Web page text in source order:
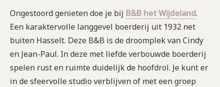
Ongestoord genieten doe je bij B&B het Wijdeland.
Een karaktervolle langgevel boerderij uit 1932 net
buiten Hasselt. Deze B&B is de droomplek van Cindy
en Jean-Paul. In deze met liefde verbouwde boerderij
spelen rust en ruimte duidelijk de hoofdrol. Je kunt er
in de sfeervolle studio verblijven of met een groep